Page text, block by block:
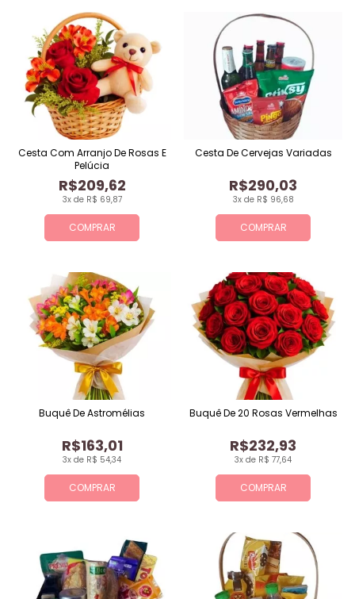
COMPRAR
3x de R$ 69,87
R$209,62
Cesta Com Arranjo De Rosas E
Pelúcia
COMPRAR
3x de R$ 96,68
R$290,03
Cesta De Cervejas Variadas
COMPRAR
3x de R$ 54,34
R$163,01
Buquê De Astromélias
COMPRAR
3x de R$ 77,64
R$232,93
Buquê De 20 Rosas Vermelhas